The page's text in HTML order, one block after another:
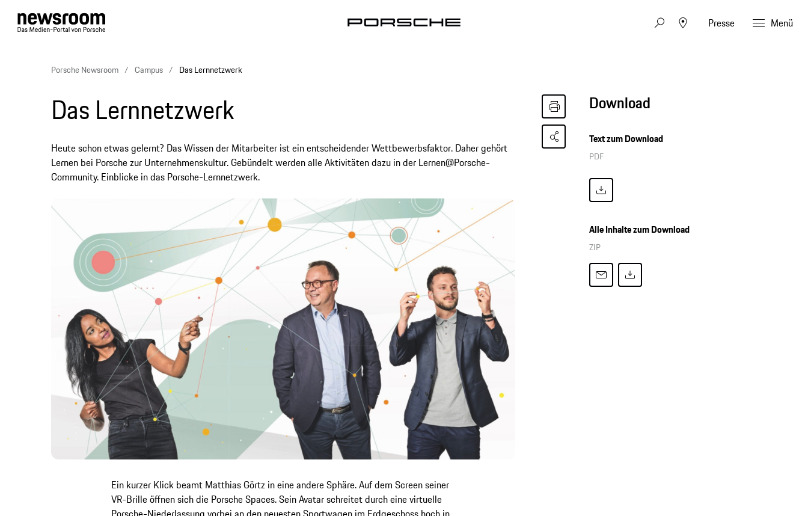
Presse Menü
Porsche Newsroom Campus Das Lernnetzwerk
Das Lernnetzwerk
Heute schon etwas gelernt? Das Wissen der Mitarbeiter ist ein entscheidender Wettbewerbsfaktor. Daher gehört
Lernen bei Porsche zur Unternehmenskultur. Gebündelt werden alle Aktivitäten dazu in der Lernen@Porsche-
Community. Einblicke in das Porsche-Lernnetzwerk.
Ein kurzer Klick beamt Matthias Görtz in eine andere Sphäre. Auf dem Screen seiner
VR-Brille öffnen sich die Porsche Spaces. Sein Avatar schreitet durch eine virtuelle
Download
Text zum Download
PDF
Alle Inhalte zum Download
ZIP